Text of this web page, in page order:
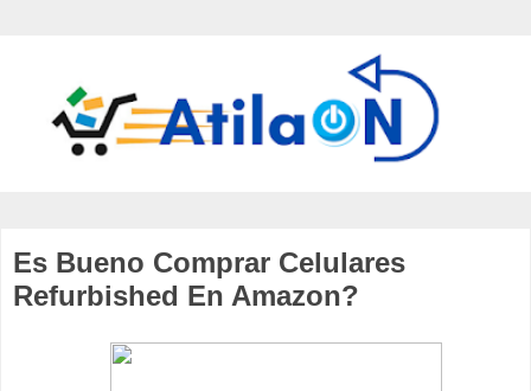
Es Bueno Comprar Celulares
Refurbished En Amazon?